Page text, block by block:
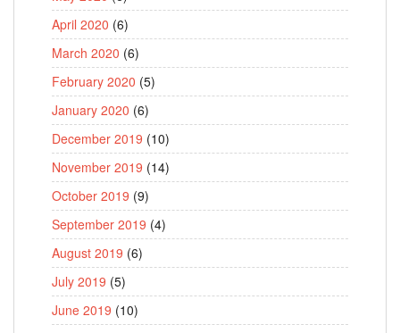
April 2020 (6)
March 2020 (6)
February 2020 (5)
January 2020 (6)
December 2019 (10)
November 2019 (14)
October 2019 (9)
September 2019 (4)
August 2019 (6)
July 2019 (5)
June 2019 (10)